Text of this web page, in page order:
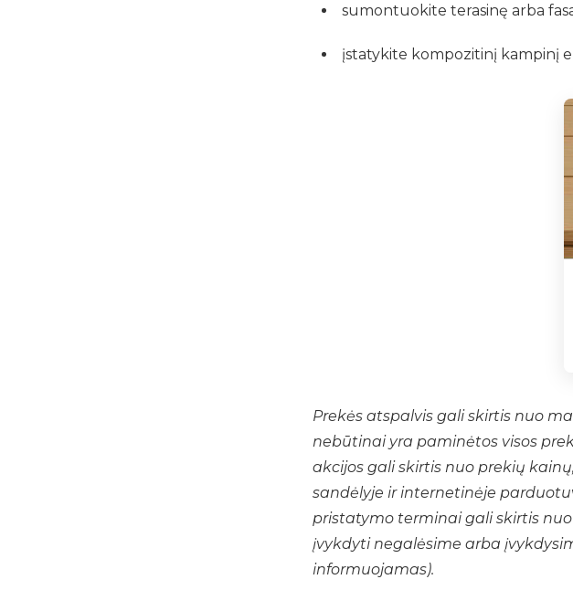
sumontuokite terasinę arba
įstatykite kompozitinį kampinį
Prekės atspalvis gali skirtis nuo
nebūtinai yra paminėtos visos
akcijos gali skirtis nuo prekių
sandėlyje ir internetinėje
pristatymo terminai gali skirtis
įvykdyti negalėsime arba
informuojamas).